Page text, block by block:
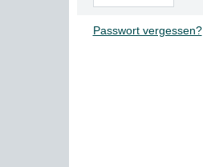
Passwort vergessen?